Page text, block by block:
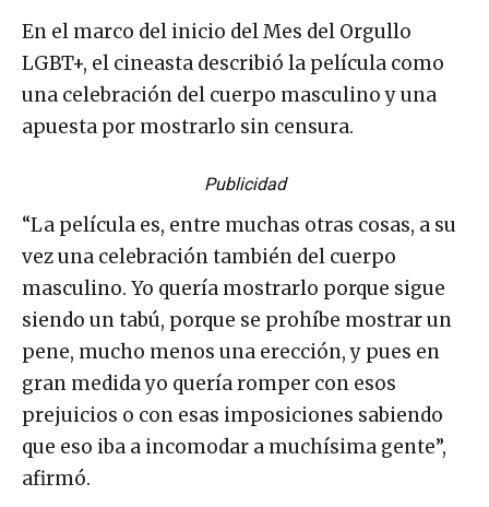
En el marco del inicio del Mes del Orgullo
LGBT+, el cineasta describió la película como
una celebración del cuerpo masculino y una
apuesta por mostrarlo sin censura.
Publicidad
“La película es, entre muchas otras cosas, a su
vez una celebración también del cuerpo
masculino. Yo quería mostrarlo porque sigue
siendo un tabú, porque se prohíbe mostrar un
pene, mucho menos una erección, y pues en
gran medida yo quería romper con esos
prejuicios o con esas imposiciones sabiendo
que eso iba a incomodar a muchísima gente”,
afirmó.